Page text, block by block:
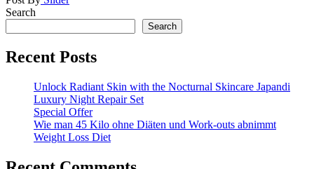
Search
Search
Recent Posts
Unlock Radiant Skin with the Nocturnal Skincare Japandi
Luxury Night Repair Set
Special Offer
Wie man 45 Kilo ohne Diäten und Work-outs abnimmt
Weight Loss Diet